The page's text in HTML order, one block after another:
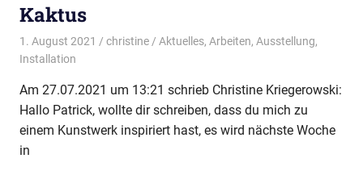
Kaktus
1. August 2021 christine Aktuelles, Arbeiten, Ausstellung,
Installation
Am 27.07.2021 um 13:21 schrieb Christine Kriegerowski:
Hallo Patrick, wollte dir schreiben, dass du mich zu
einem Kunstwerk inspiriert hast, es wird nächste Woche
in